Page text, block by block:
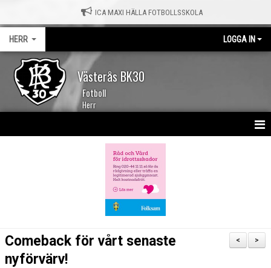
ICA MAXI HÄLLA FOTBOLLSSKOLA
HERR LOGGA IN
Västerås BK30
Fotboll
Herr
MATCHER
>
<
Comeback för vårt senaste
nyförvärv!